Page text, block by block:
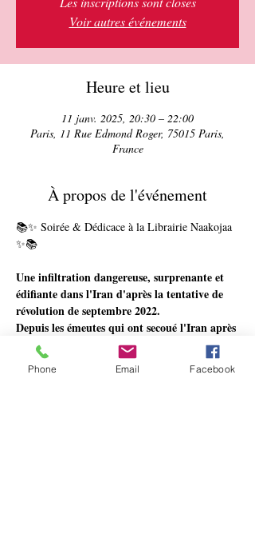
Voir autres événements
Heure et lieu
11 janv. 2025, 20:30 – 22:00
Paris, 11 Rue Edmond Roger, 75015 Paris,
France
À propos de l'événement
📚✨ Soirée & Dédicace à la Librairie Naakojaa
✨📚
Une infiltration dangereuse, surprenante et
édifiante dans l'Iran d'après la tentative de
révolution de septembre 2022.
Depuis les émeutes qui ont secoué l'Iran après
la mort de Mahsa Amini en septembre 2022,
les journalistes occidentaux n'obtiennent plus
de visas pour la République islamique. Alors,
Phone Email Facebook